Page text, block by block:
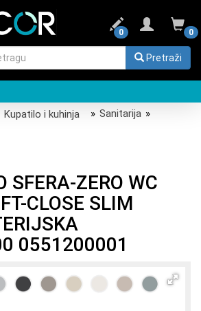
0
0
Pretraži
Kupatilo i kuhinja » Sanitarija »
SFERA-ZERO WC
CLOSE SLIM
0551200001